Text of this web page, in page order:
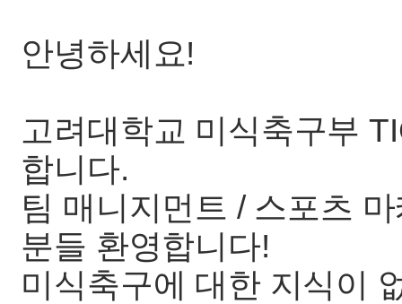
안녕하세요!
고려대학교 미식축구부
합니다.
팀 매니지먼트 / 스포츠
분들 환영합니다!
미식축구에 대한 지식이